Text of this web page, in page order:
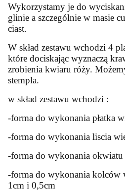
Wykorzystamy je do
glinie a szczególnie w masie
ciast.
W skład zestawu wchodzi 4
które dociskając wyznaczą
zrobienia kwiaru róży.
stempla.
w skład zestawu wchodzi :
-forma do wykonania płatka
-forma do wykonania liscia
-forma do wykonania
-forma do wykonania kolców
1cm i 0,5cm